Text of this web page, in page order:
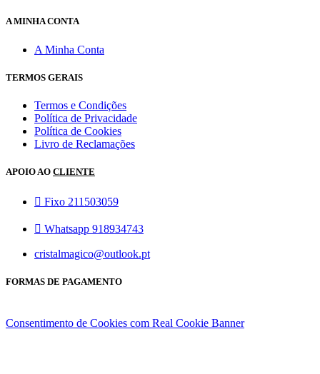
A MINHA CONTA
A Minha Conta
TERMOS GERAIS
Termos e Condições
Política de Privacidade
Política de Cookies
Livro de Reclamações
APOIO AO CLIENTE
Fixo 211503059
Whatsapp 918934743
cristalmagico@outlook.pt
FORMAS DE PAGAMENTO
Consentimento de Cookies com Real Cookie Banner